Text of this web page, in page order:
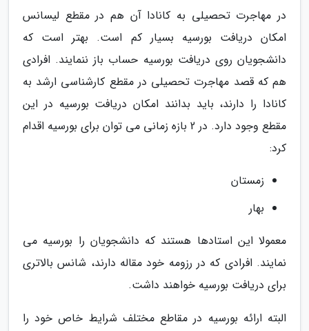
در مهاجرت تحصیلی به کانادا آن هم در مقطع لیسانس
امکان دریافت بورسیه بسیار کم است. بهتر است که
دانشجویان روی دریافت بورسیه حساب باز ننمایند. افرادی
هم که قصد مهاجرت تحصیلی در مقطع کارشناسی ارشد به
کانادا را دارند، باید بدانند امکان دریافت بورسیه در این
مقطع وجود دارد. در 2 بازه زمانی می توان برای بورسیه اقدام
کرد:
زمستان
بهار
معمولا این استادها هستند که دانشجویان را بورسیه می
نمایند. افرادی که در رزومه خود مقاله دارند، شانس بالاتری
برای دریافت بورسیه خواهند داشت.
البته ارائه بورسیه در مقاطع مختلف شرایط خاص خود را